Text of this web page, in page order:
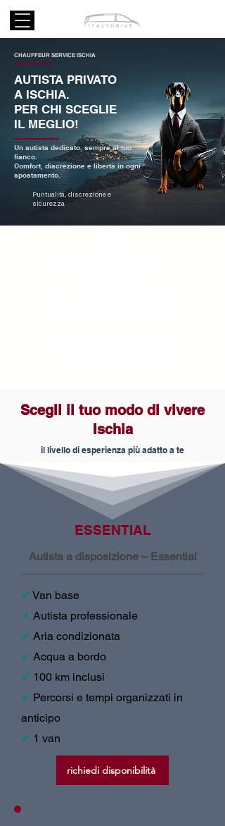
CHAUFFEUR SERVICE ISCHIA
AUTISTA PRIVATO
A ISCHIA.
PER CHI SCEGLIE
IL MEGLIO!
Un autista dedicato, sempre al tuo
fianco.
Comfort, discrezione e libertà in ogni
spostamento.
Puntualità, discrezione e
sicurezza
Scegli il tuo modo di vivere
Ischia
il livello di esperienza più adatto a te
ESSENTIAL
Autista a disposizione – Essential
✔ Van base
✔ Autista professionale
✔ Aria condizionata
✔ Acqua a bordo
✔ 100 km inclusi
✔ Percorsi e tempi organizzati in
anticipo
✔ 1 van
richiedi disponibilità